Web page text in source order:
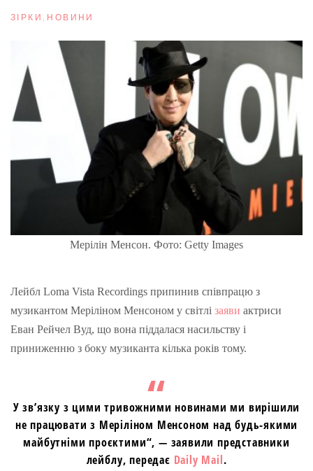
ЗІРКИ , НОВИНИ
Мерілін Менсон. Фото: Getty Images
Лейбл Loma Vista Recordings припинив співпрацю з
музикантом Меріліном Менсоном у світлі заяви актриси
Еван Рейчел Вуд, що вона піддалася насильству і
приниженню з боку музиканта кілька років тому.
У зв’язку з цими тривожними новинами ми вирішили
не працювати з Меріліном Менсоном над будь-якими
майбутнімипроєктими“, — заявили представники
лейблу, передає Daily Mail.